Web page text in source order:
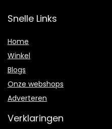
Snelle Links
Home
Winkel
Blogs
Onze webshops
Adverteren
Verklaringen